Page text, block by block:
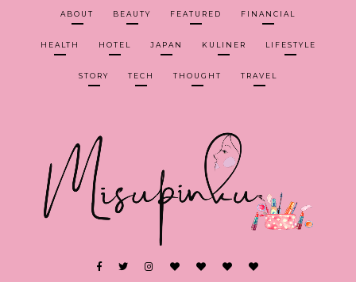
ABOUT BEAUTY FEATURED FINANCIAL
HEALTH HOTEL JAPAN KULINER LIFESTYLE
STORY TECH THOUGHT TRAVEL